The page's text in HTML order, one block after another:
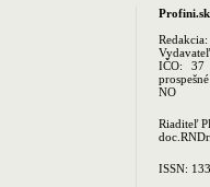
Profini.sk
Redakcia:
IČO: 37
NO
Riaditeľ
ISSN: